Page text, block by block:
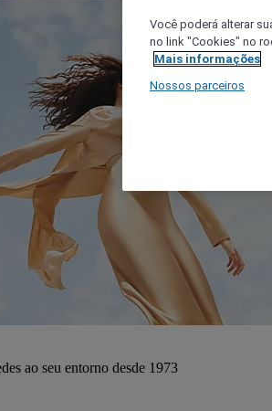
ao seu entorno desde 1973
Você poderá alterar
no link "Cookies" no
Mais informações
Nossos parceiros